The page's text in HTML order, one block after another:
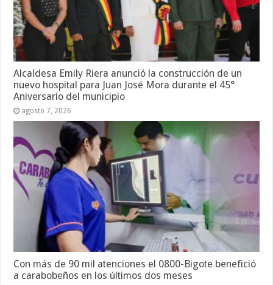
Alcaldesa Emily Riera anunció la construcción de un
nuevo hospital para Juan José Mora durante el 45°
Aniversario del municipio
agosto 7, 2026
Con más de 90 mil atenciones el 0800-Bigote benefició
a carabobeños en los últimos dos meses